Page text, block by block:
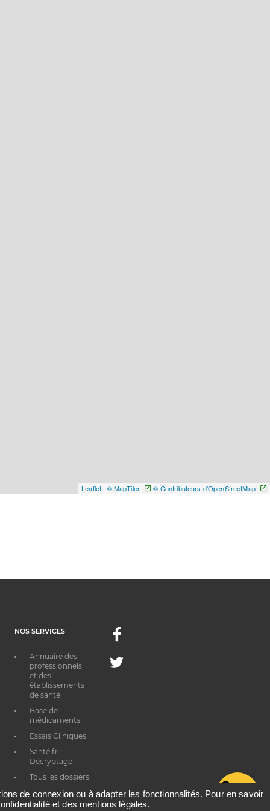
Leaflet | © MapTiler © Contributeurs d'OpenStreetMap
NOS SERVICES
Annuaire des
professionnels
et des
établissements
de santé
Base de
médicaments
Essais Cliniques
Santé.fr
Décryptage
Tous les dossiers
Facebook
Twitter
de connexion ou à adapter les fonctionnalités. Pour en savoir
et des mentions légales.